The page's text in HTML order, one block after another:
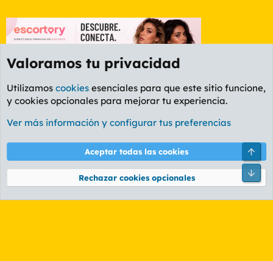
Foro General
Cookies
PL OLDSTYLE AMARILLO
Términos y reglas Política de privacidad Ayuda
Community platform by XenForo® © 2010-2026 XenForo Ltd.
Valoramos tu privacidad
Utilizamos cookies esenciales para que este sitio funcione,
y cookies opcionales para mejorar tu experiencia.
Ver más información y configurar tus preferencias
Aceptar todas las cookies
Rechazar cookies opcionales
Pie